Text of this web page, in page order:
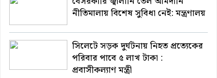
নীতিমালায় বিশেষ সুবিধা নেই: মন্ত্রণালয়
সিলেটে সড়ক দুর্ঘটনায় নিহত প্রত্যেকের
পরিবার পাবে ৫ লাখ টাকা :
প্রবাসীকল্যাণ মন্ত্রী